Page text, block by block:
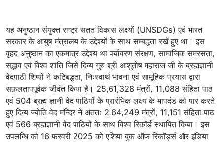
यह अनुष्ठान संयुक्त राष्ट्र सतत विकास लक्ष्यों (UNSDGs) एवं भारत
सरकार के आयुष मंत्रालय के उद्देश्यों के साथ सम्बद्धता रखें हुए था। इस
वृहद अनुष्ठान का एकमात्र उद्देश्य था पर्यावरण संरक्षण, सामाजिक समरसता,
सद्भाव एवं विश्व शांति जिसे दिव्य गुरु श्री आशुतोष महाराज जी के ब्रह्मज्ञानी
वेदपाठी शिष्यों ने कटिबद्धता, निःस्वार्थ भावना एवं सामूहिक प्रयास द्वारा
सफ़लतापपूर्वक जीवंत किया है। 25,61,328 मंत्रों, 11,088 संहिता पाठ
एवं 504 ब्रह्म ज्ञानी वेद पाठियों के प्रारंभिक लक्ष्य के मापदंड को पार करते
हुए दिव्य ज्योति वेद मन्दिर ने अंततः 2,64,249 मंत्रों, 11,151 संहिता पाठ
एवं 566 ब्रह्मज्ञानी वेद पाठियों के साथ विश्व रिकॉर्ड स्थापित किया। इस
उपलब्धि को 16 फरवरी 2025 को एशिया बुक ऑफ रिकॉर्ड्स और इंडिया